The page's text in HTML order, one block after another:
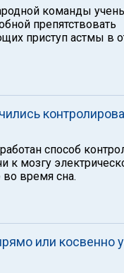
команды
препятствовать
приступ астмы в
способ
мозгу
во время сна.
или косвенно